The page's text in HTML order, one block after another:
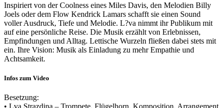
Inspiriert von der Coolness eines Miles Davis, den Melodien Billy
Joels oder dem Flow Kendrick Lamars schafft sie einen Sound
voller Ausdruck, Tiefe und Melodie. L?va nimmt ihr Publikum mit
auf eine persönliche Reise. Die Musik erzählt von Erlebnissen,
Empfindungen und Alltag. Lettische Wurzeln fließen dabei stets mit
ein. Ihre Vision: Musik als Einladung zu mehr Empathie und
Achtsamkeit.
Infos zum Video
Besetzung: